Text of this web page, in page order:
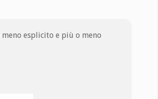
esplicito e più o meno